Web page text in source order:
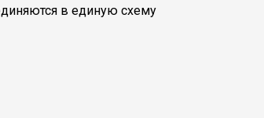
в единую схему